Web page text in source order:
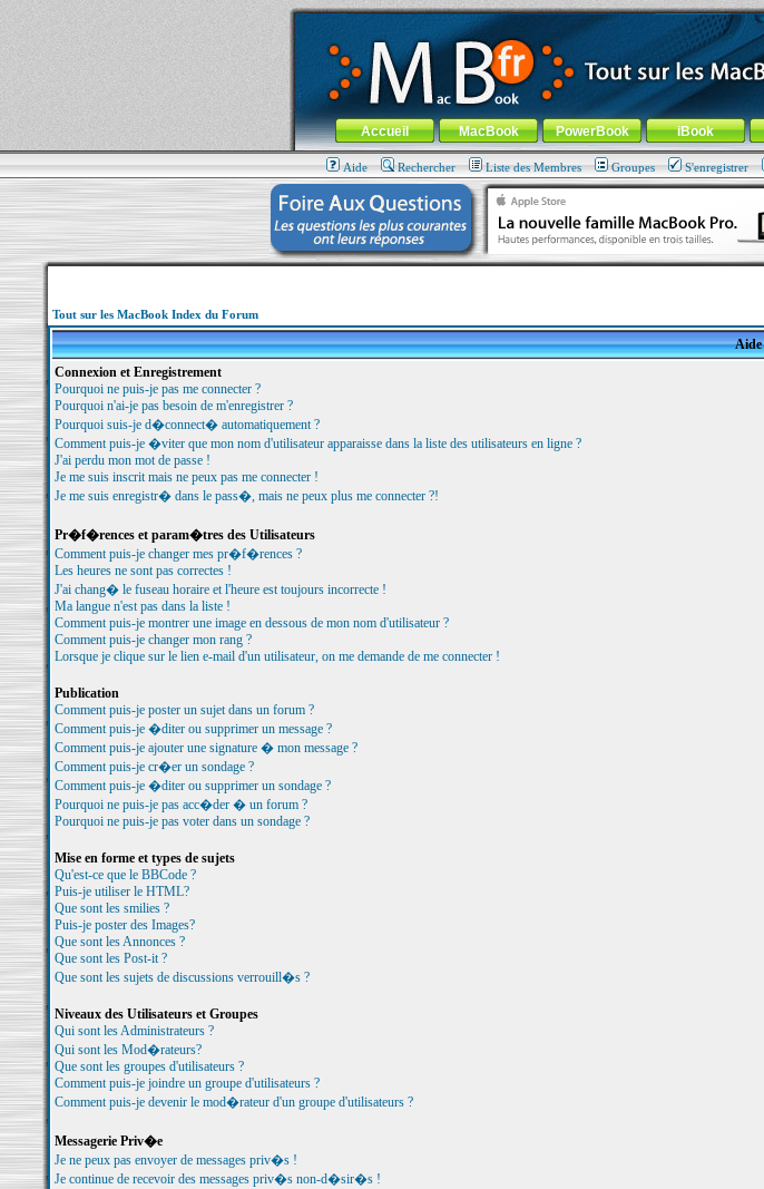
MacBook-fr.com : 100% Apple... 100% nomade !
Aller au contenu-Aller au menu général-Aller au menu de la rubrique
Menu général
Accueil MacBook PowerBook iBook
Aide Rechercher Liste des Membres Groupes S'enregistrer
Tout sur les MacBook Index du Forum
Aide
Connexion et Enregistrement
Pourquoi ne puis-je pas me connecter ?
Pourquoi n'ai-je pas besoin de m'enregistrer ?
Pourquoi suis-je d�connect� automatiquement ?
Comment puis-je �viter que mon nom d'utilisateur apparaisse dans la liste des utilisateurs en ligne ?
J'ai perdu mon mot de passe !
Je me suis inscrit mais ne peux pas me connecter !
Je me suis enregistr� dans le pass�, mais ne peux plus me connecter ?!
Pr�f�rences et param�tres des Utilisateurs
Comment puis-je changer mes pr�f�rences ?
Les heures ne sont pas correctes !
J'ai chang� le fuseau horaire et l'heure est toujours incorrecte !
Ma langue n'est pas dans la liste !
Comment puis-je montrer une image en dessous de mon nom d'utilisateur ?
Comment puis-je changer mon rang ?
Lorsque je clique sur le lien e-mail d'un utilisateur, on me demande de me connecter !
Publication
Comment puis-je poster un sujet dans un forum ?
Comment puis-je �diter ou supprimer un message ?
Comment puis-je ajouter une signature � mon message ?
Comment puis-je cr�er un sondage ?
Comment puis-je �diter ou supprimer un sondage ?
Pourquoi ne puis-je pas acc�der � un forum ?
Pourquoi ne puis-je pas voter dans un sondage ?
Mise en forme et types de sujets
Qu'est-ce que le BBCode ?
Puis-je utiliser le HTML?
Que sont les smilies ?
Puis-je poster des Images?
Que sont les Annonces ?
Que sont les Post-it ?
Que sont les sujets de discussions verrouill�s ?
Niveaux des Utilisateurs et Groupes
Qui sont les Administrateurs ?
Qui sont les Mod�rateurs?
Que sont les groupes d'utilisateurs ?
Comment puis-je joindre un groupe d'utilisateurs ?
Comment puis-je devenir le mod�rateur d'un groupe d'utilisateurs ?
Messagerie Priv�e
Je ne peux pas envoyer de messages priv�s !
Je continue de recevoir des messages priv�s non-d�sir�s !